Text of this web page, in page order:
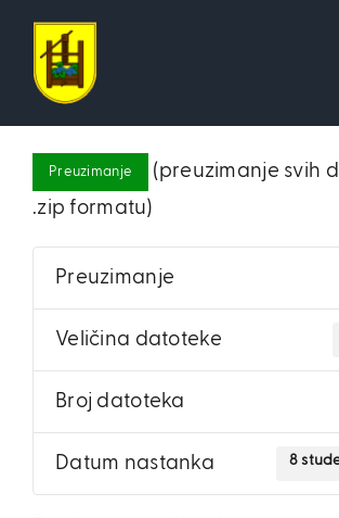
content
Preuzimanje
(preuzimanje svih
.zip formatu)
Preuzimanje
Veličina datoteke
Broj datoteka
Datum nastanka 8